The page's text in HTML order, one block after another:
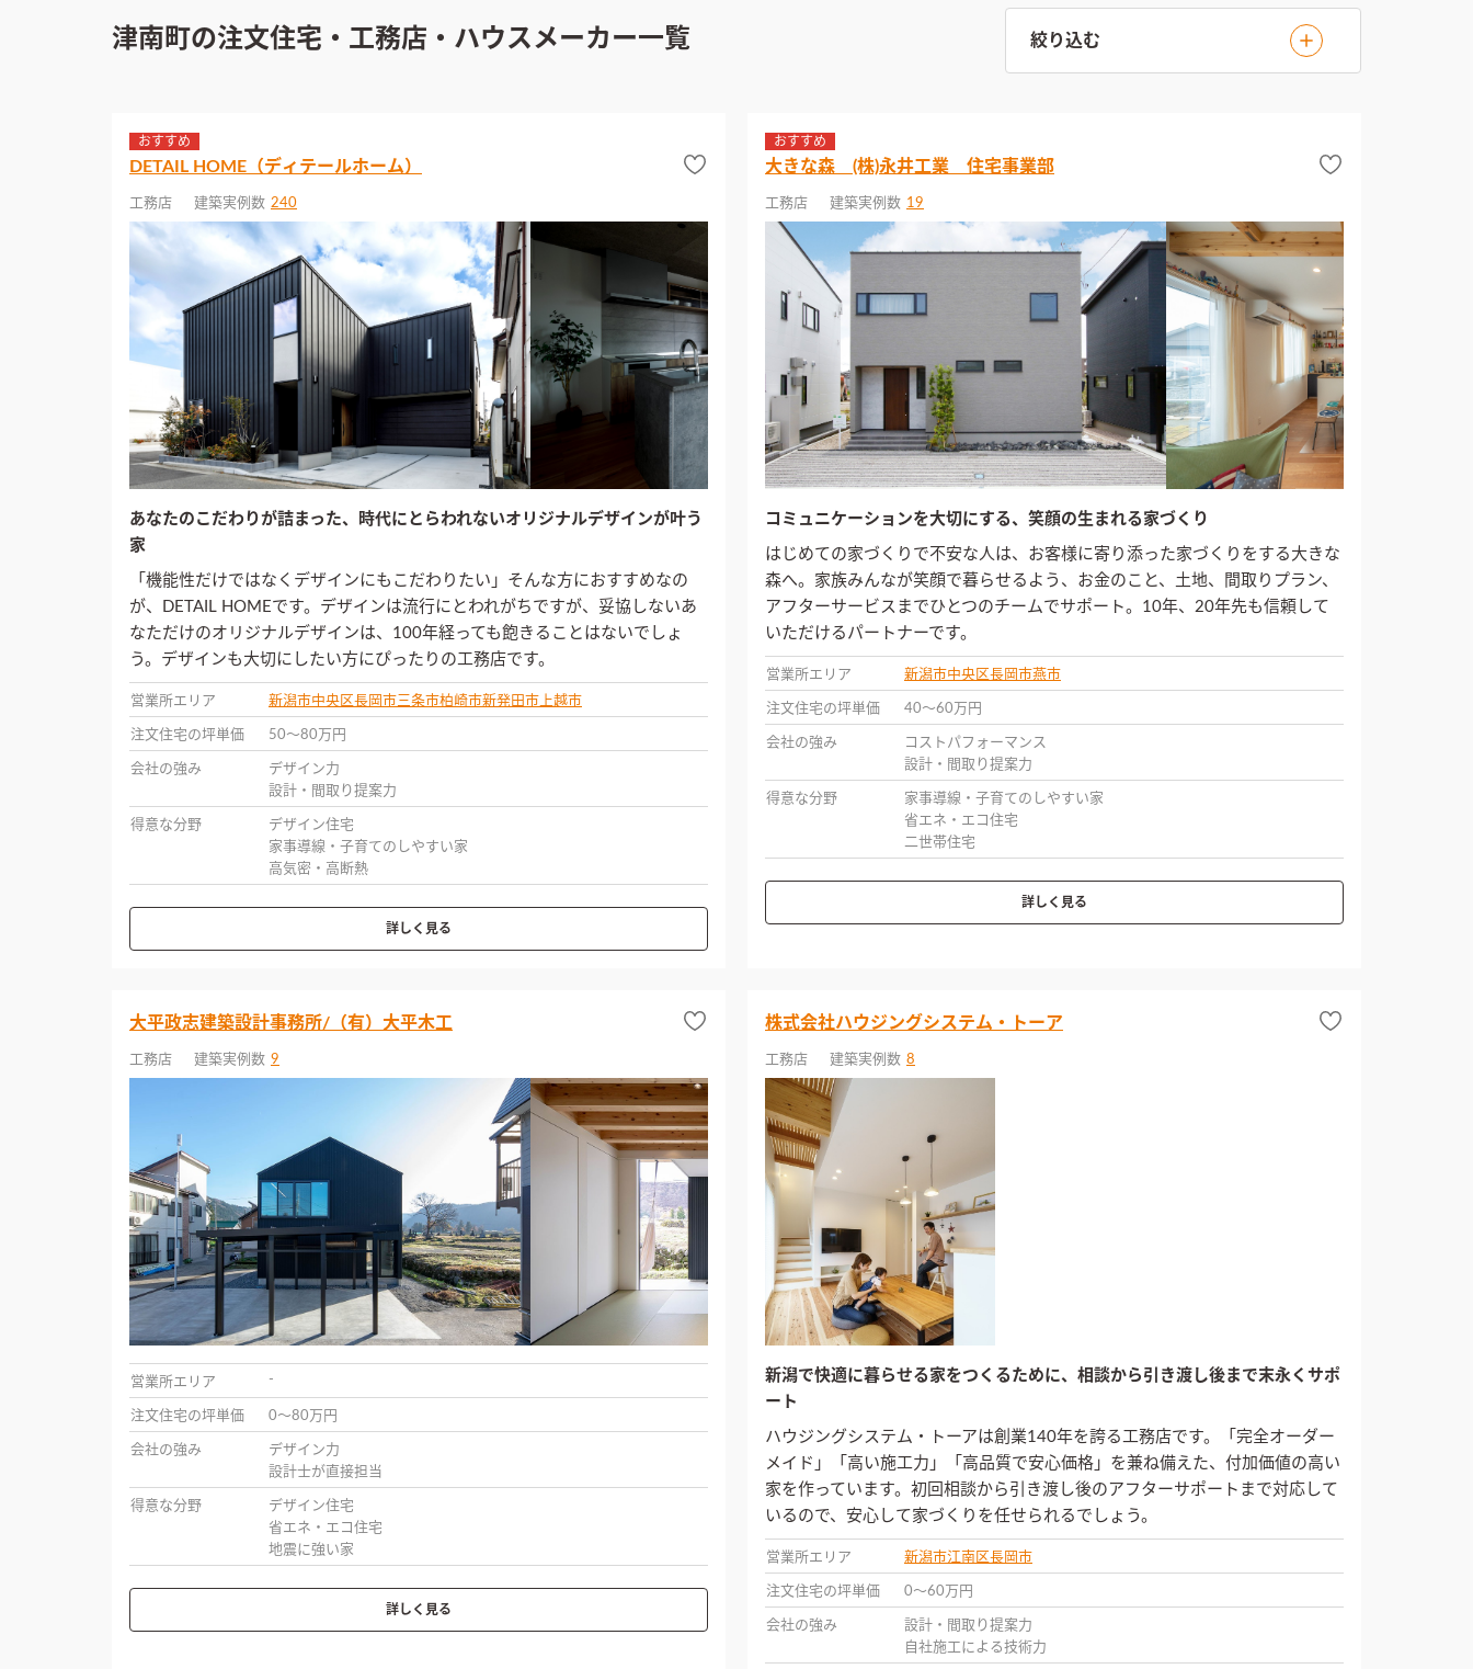
津南町の注文住宅・工務店・ハウスメーカー一覧 絞り込む
おすすめ
DETAIL HOME（ディテールホーム）
工務店 建築実例数 240
あなたのこだわりが詰まった、時代にとらわれないオリジナルデザインが叶う
家
「機能性だけではなくデザインにもこだわりたい」そんな方におすすめなの
が、DETAIL HOMEです。デザインは流行にとわれがちですが、妥協しないあ
なただけのオリジナルデザインは、100年経っても飽きることはないでしょ
う。デザインも大切にしたい方にぴったりの工務店です。
営業所エリア 新潟市中央区長岡市三条市柏崎市新発田市 上越市
注文住宅の坪単価 50〜80万円
会社の強み
デザイン力
設計・間取り提案力
得意な分野
デザイン住宅
家事導線・子育てのしやすい家
高気密・高断熱
詳しく見る
おすすめ
大きな森 (株)永井工業 住宅事業部
工務店 建築実例数 19
コミュニケーションを大切にする、笑顔の生まれる家づくり
はじめての家づくりで不安な人は、お客様に寄り添った家づくりをする大きな
森へ。家族みんなが笑顔で暮らせるよう、お金のこと、土地、間取りプラン、
アフターサービスまでひとつのチームでサポート。10年、20年先も信頼して
いただけるパートナーです。
営業所エリア 新潟市中央区長岡市燕市
注文住宅の坪単価 40〜60万円
会社の強み
コストパフォーマンス
設計・間取り提案力
得意な分野
家事導線・子育てのしやすい家
省エネ・エコ住宅
二世帯住宅
詳しく見る
大平政志建築設計事務所/（有）大平木工
工務店 建築実例数 9
営業所エリア -
注文住宅の坪単価 0〜80万円
会社の強み
デザイン力
設計士が直接担当
得意な分野
デザイン住宅
省エネ・エコ住宅
地震に強い家
詳しく見る
株式会社ハウジングシステム・トーア
工務店 建築実例数 8
新潟で快適に暮らせる家をつくるために、相談から引き渡し後まで末永くサポ
ート
ハウジングシステム・トーアは創業140年を誇る工務店です。「完全オーダー
メイド」「高い施工力」「高品質で安心価格」を兼ね備えた、付加価値の高い
家を作っています。初回相談から引き渡し後のアフターサポートまで対応して
いるので、安心して家づくりを任せられるでしょう。
営業所エリア 新潟市江南区長岡市
注文住宅の坪単価 0〜60万円
会社の強み
設計・間取り提案力
自社施工による技術力